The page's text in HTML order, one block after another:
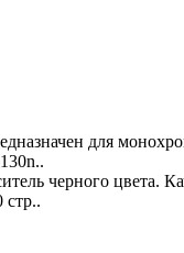
для
черного цвета.
стр..